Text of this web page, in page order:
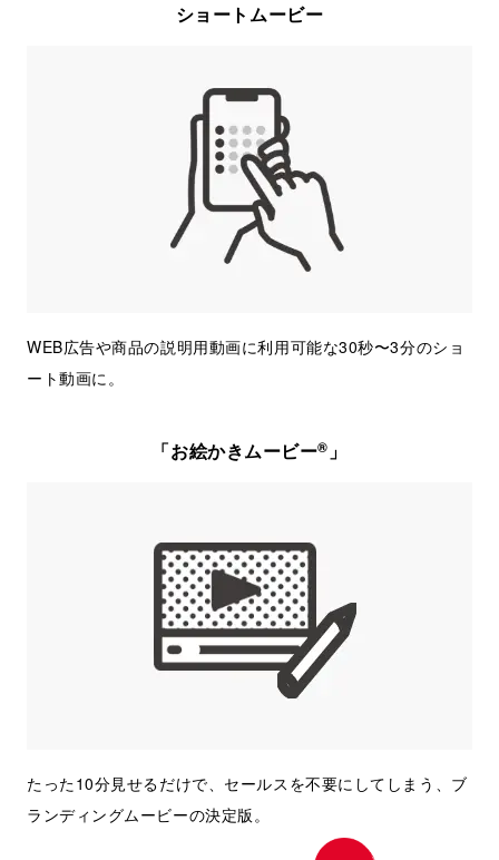
ショートムービー
WEB広告や商品の説明用動画に利用可能な30秒〜3分のショ
ート動画に。
「お絵かきムービー® 」
たった10分見せるだけで、セールスを不要にしてしまう、ブ
ランディングムービーの決定版。